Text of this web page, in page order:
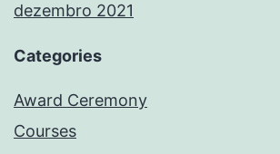
dezembro 2021
Categories
Award Ceremony
Courses